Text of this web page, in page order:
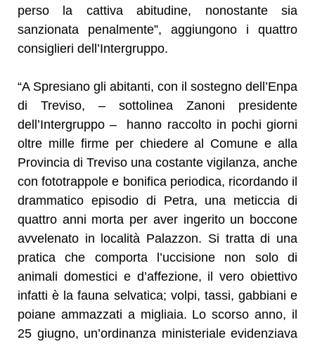
perso la cattiva abitudine, nonostante sia
sanzionata penalmente”, aggiungono i quattro
consiglieri dell’Intergruppo.
“A Spresiano gli abitanti, con il sostegno dell’Enpa
di Treviso, – sottolinea Zanoni presidente
dell’Intergruppo – hanno raccolto in pochi giorni
oltre mille firme per chiedere al Comune e alla
Provincia di Treviso una costante vigilanza, anche
con fototrappole e bonifica periodica, ricordando il
drammatico episodio di Petra, una meticcia di
quattro anni morta per aver ingerito un boccone
avvelenato in località Palazzon. Si tratta di una
pratica che comporta l’uccisione non solo di
animali domestici e d’affezione, il vero obiettivo
infatti è la fauna selvatica; volpi, tassi, gabbiani e
poiane ammazzati a migliaia. Lo scorso anno, il
25 giugno, un’ordinanza ministeriale evidenziava